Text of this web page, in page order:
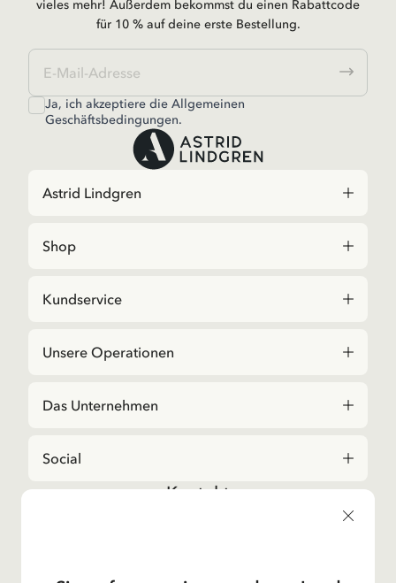
vieles mehr! Außerdem bekommst du einen Rabattcode
für 10 % auf deine erste Bestellung.
Ja, ich akzeptiere dieAllgemeinen
Geschäftsbedingungen.
Astrid Lindgren
Shop
Kundservice
Unsere Operationen
Das Unternehmen
Social
Kontakt
Bei Fragen zu Bestellungen und zum Sortiment,